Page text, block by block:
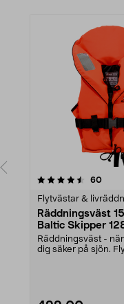
60
Flytvästar &
Räddningsväst
Baltic Skipper
Räddningsväst -
dig säker på sjön.
4.5 av 5